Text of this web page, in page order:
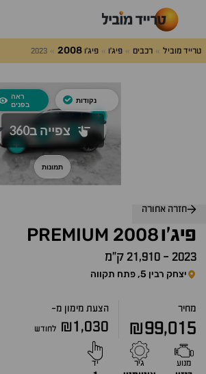
טרייד מוביל רכבים פיג'ו פיג'ו2008
2023
חזרה אחורה
פיג'ו2008
PREMIUM
2023
- 21,910 ק״מ
יצחק רבין 5, פתח תקווה
מחיר
₪99,015
הצעת מימון מ-
₪1,030 לחודש
מנוע גיר יד